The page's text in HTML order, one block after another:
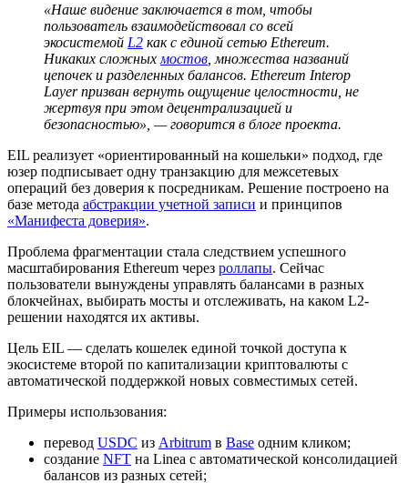
«Наше видение заключается в том, чтобы
пользователь взаимодействовал со всей
экосистемой L2 как с единой сетью Ethereum.
Никаких сложных мостов , множества названий
цепочек и разделенных балансов. Ethereum Interop
Layer призван вернуть ощущение целостности, не
жертвуя при этом децентрализацией и
безопасностью», — говорится в блоге проекта.
EIL реализует «ориентированный на кошельки» подход, где
юзер подписывает одну транзакцию для межсетевых
операций без доверия к посредникам. Решение построено на
базе метода абстракции учетной записи и принципов
«Манифеста доверия».
Проблема фрагментации стала следствием успешного
масштабирования Ethereum через роллапы. Сейчас
пользователи вынуждены управлять балансами в разных
блокчейнах, выбирать мосты и отслеживать, на каком L2-
решении находятся их активы.
Цель EIL — сделать кошелек единой точкой доступа к
экосистеме второй по капитализации криптовалюты с
автоматической поддержкой новых совместимых сетей.
Примеры использования:
перевод USDC из Arbitrum в Base одним кликом;
создание NFT на Linea с автоматической консолидацией
балансов из разных сетей;